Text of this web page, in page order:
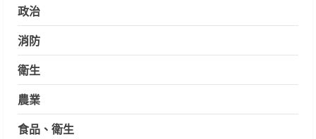
政治
消防
衛生
農業
食品、衛生